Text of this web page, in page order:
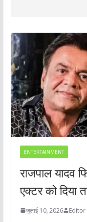
ENTERTAINMENT
राजपाल यादव
एक्टर को दिया
जुलाई 10, 2026 Editor